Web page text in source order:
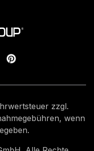
zzgl.
wenn